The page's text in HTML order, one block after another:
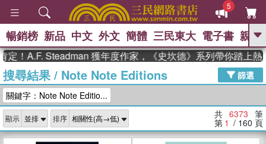
5
GO
熱搜： 東野圭吾 高希均教授回憶錄
、 The Odyssey 、 父親節 、 如果歷
獎 臺灣漫遊錄 、 方念華 、 台灣的李
登輝時代
數學女孩：黎曼猜想 、
偉大的迷走神經
暢銷榜 新品 中文 外文 簡體 三民東大 電子書 親子
Steadman 獲年度作家，《史坎德》系列帶你踏上熱血奇幻
搜尋結果/ Note Note Editions
篩選
關鍵字：Note Note Editio...
顯示 排序 共 6373 筆
第 1 / 160 頁